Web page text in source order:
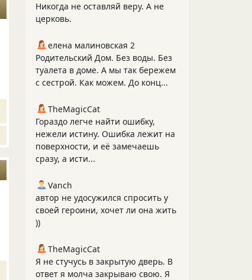
Никогда не оставляй веру. А не
церковь.
елена малиновская 2
Родительский Дом. Без воды. Без
туалета в доме. А мы так бережем
с сестрой. Как можем. До конц...
TheMagicCat
Гораздо легче найти ошибку,
нежели истину. Ошибка лежит на
поверхности, и её замечаешь
сразу, а исти...
Vanch
автор не удосужился спросить у
своей героини, хочет ли она жить
))
TheMagicCat
Я не стучусь в закрытую дверь. В
ответ я молча закрываю свою. Я